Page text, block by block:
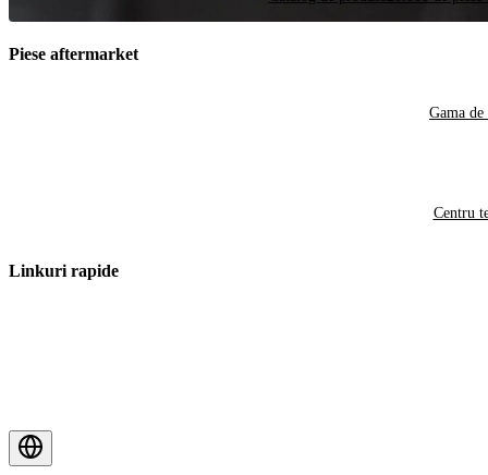
Piese aftermarket
Gama de
Centru
Linkuri rapide